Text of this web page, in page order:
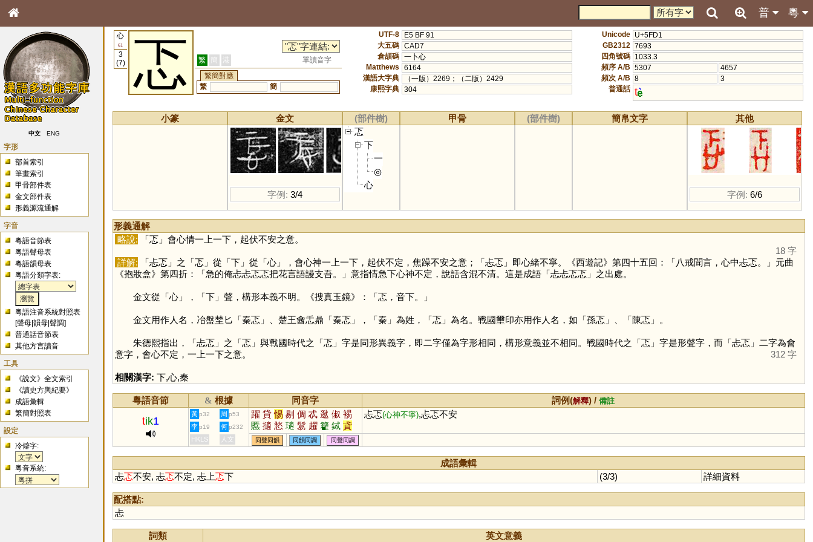
粵
普
中文 ENG
字形
部首索引
筆畫索引
甲骨部件表
金文部件表
形義源流通解
字音
粵語音節表
粵語聲母表
粵語韻母表
粵語分類字表:
粵語注音系統對照表
[聲母 |韻母 |聲調]
普通話音節表
其他方言讀音
工具
《說文》全文索引
《讀史方輿紀要》
成語彙輯
繁簡對照表
設定
冷僻字:
粵音系統:
心
61
3
(7)
忑 繁 簡 港
單讀音字
繁簡對應
繁
簡
UTF-8
E5 BF 91
大五碼 CAD7
倉頡碼 一卜心
Matthews
6164
漢語大字典
（一版）2269；（二版）2429
康熙字典 304
Unicode U+5FD1
GB2312 7693
四角號碼 1033.3
頻序 A/B 5307
4657
頻次 A/B 8
3
普通話 t
小篆 金文
字例: 3/4
(部件樹)
忑
下
一
◎
心
甲骨 (部件樹) 簡帛文字 其他
字例: 6/6
形義通解
略說: 「 忑 」會心情一上一下，起伏不安之意。
18 字
詳解: 「忐忑」之「 忑 」從「 下」從「 心」，會心神一上一下，起伏不定，焦躁不安之意；「忐忑」即心緒不寧。《西遊記》第四十五回：「八戒聞言，心中忐忑。」元曲
《抱妝盒》第四折：「急的俺忐忐忑忑把花言語謾支吾。」意指情急下心神不定，說話含混不清。這是成語「忐忐忑忑」之出處。
金文從「 心」，「 下」聲，構形本義不明。《搜真玉鏡》：「忑，音下。」
金文用作人名，冶盤埜匕「秦忑」、楚王酓忎鼎「秦忑」，「 秦 」為姓，「 忑 」為名。戰國壐印亦用作人名，如「孫忑」、「陳忑」。
朱德熙指出，「忐忑」之「 忑 」與戰國時代之「 忑 」字是同形異義字，即二字僅為字形相同，構形意義並不相同。戰國時代之「 忑 」字是形聲字，而「忐忑」二字為會
意字，會心不定，一上一下之意。
312 字
相關漢字: 下,心,秦
粵語音節 & 根據 同音字 詞例(解釋) /備註
tik1
黃 p32 周 p53 躍 貸 惕 剔 倜 忒 逖 俶 裼
慝 擿 悐 瓋 鬄 趯 籊 鋱 貣
忐忑(心神不寧),忐忑不安
李 p19 何 p232
HKLS 人文 同聲同韻 同韻同調 同聲同調
成語彙輯
忐忑不安, 忐忑不定, 忐上忑下 (3/3) 詳細資料
配搭點:
忐
詞類 英文意義